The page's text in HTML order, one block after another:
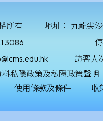
所有 地址： 九龍尖
3086
訪客人
私隱政策及私隱政策聲明
使用條款及條件 收